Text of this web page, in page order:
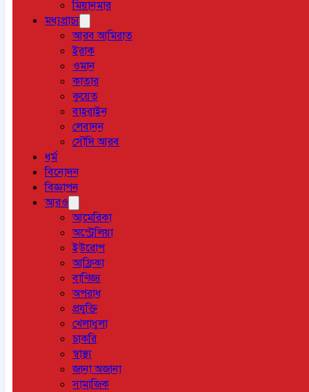
মিয়ানমার
মধ্যপ্রাচ্য
আরব আমিরাত
ইরাক
ওমান
কাতার
কুয়েত
বাহরাইন
লেবানন
সৌদি আরব
ধর্ম
বিনোদন
বিজ্ঞাপন
আরও
আমেরিকা
অস্ট্রেলিয়া
ইউরোপ
আফ্রিকা
বাণিজ্য
অপরাধ
প্রযুক্তি
খেলাধুলা
চাকরি
স্বাস্থ্য
জানা অজানা
সামাজিক